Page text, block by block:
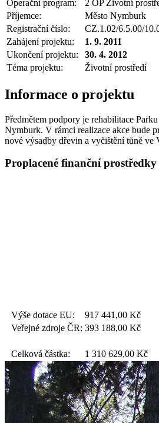
Operační program:
2 OP Životní
Příjemce:
Město Nymburk
Registrační číslo:
CZ.1.02/6.5.00/
Zahájení projektu:
1. 9. 2011
Ukončení projektu:
30. 4. 2012
Téma projektu:
Životní prostředí
Informace o projektu
Předmětem podpory je rehabilitace
Nymburk. V rámci realizace akce bude
nové výsadby dřevin a vyčištění tůně ve
Proplacené finanční prostředky
Výše dotace EU: 917 441,00 Kč
Veřejné zdroje ČR: 393 188,00 Kč
Celková částka: 1 310 629,00 Kč